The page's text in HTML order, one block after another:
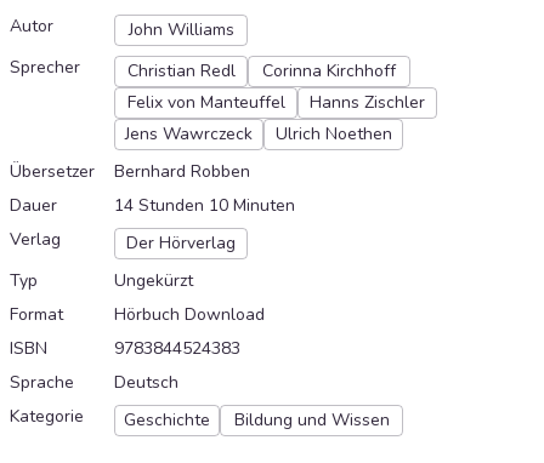
Autor
John Williams
Sprecher
Christian Redl
Corinna Kirchhoff
Felix von Manteuffel
Hanns Zischler
Jens Wawrczeck
Ulrich Noethen
Übersetzer
Bernhard Robben
Dauer
14 Stunden 10 Minuten
Verlag
Der Hörverlag
Typ
Ungekürzt
Format
Hörbuch Download
ISBN
9783844524383
Sprache
Deutsch
Kategorie
Geschichte Bildung und Wissen